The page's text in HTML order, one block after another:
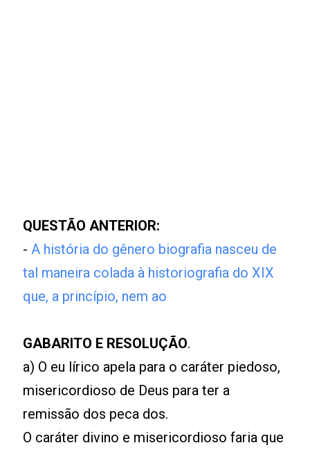
QUESTÃO ANTERIOR:
-A história do gênero biografia nasceu de
tal maneira colada à historiografia do XIX
que, a princípio, nem ao
GABARITO E RESOLUÇÃO.
a) O eu lírico apela para o caráter piedoso,
misericordioso de Deus para ter a
remissão dos peca dos.
O caráter divino e misericordioso faria que